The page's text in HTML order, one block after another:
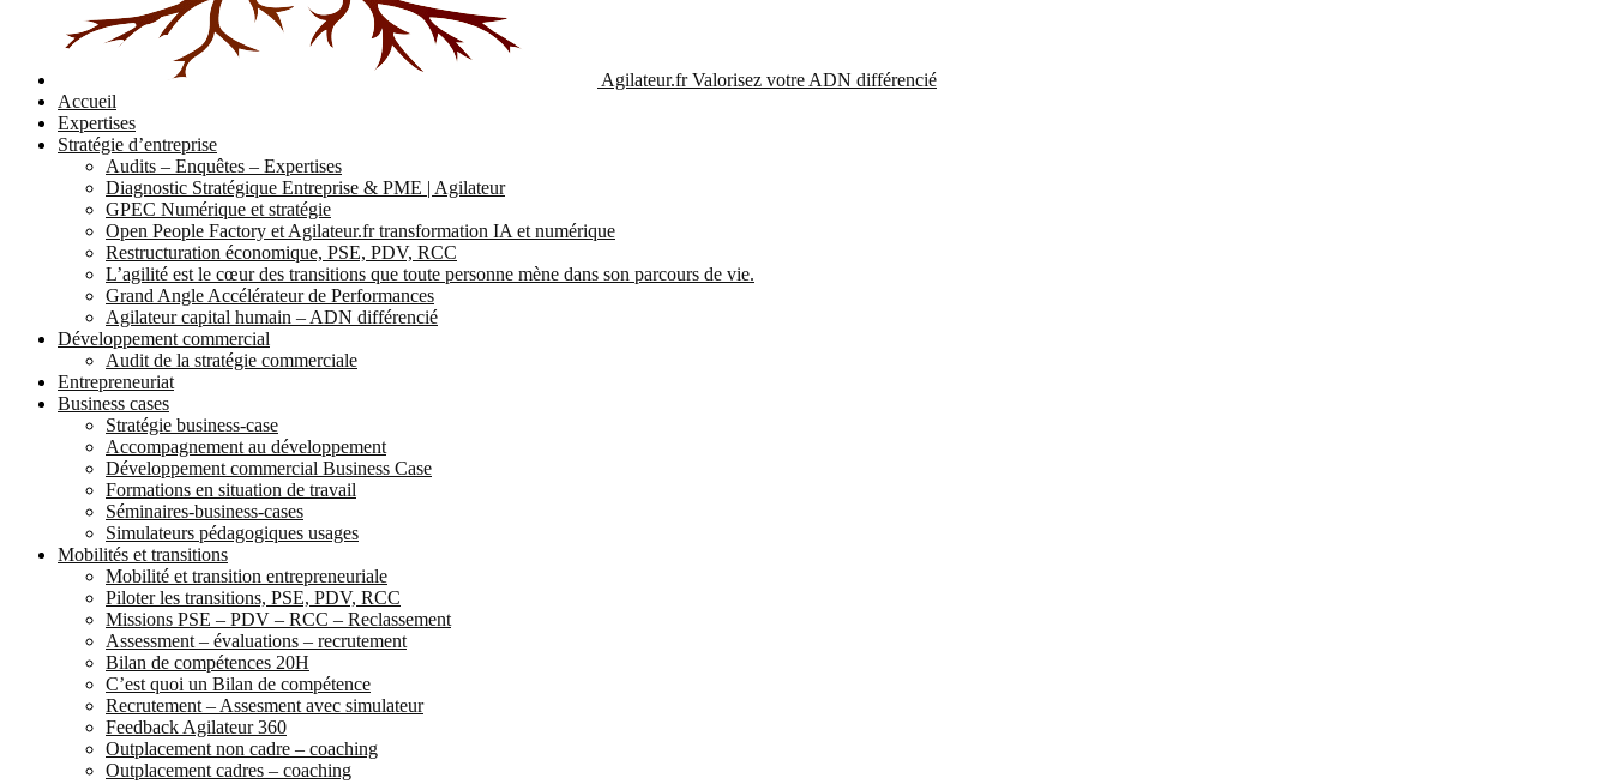
Agilateur.frValorisez votre ADN différencié
Accueil
Expertises
Stratégie d’entreprise
Audits – Enquêtes – Expertises
Diagnostic Stratégique Entreprise & PME | Agilateur
GPEC Numérique et stratégie
Open People Factory et Agilateur.fr transformation IA et numérique
Restructuration économique, PSE, PDV, RCC
L’agilité est le cœur des transitions que toute personne mène dans son parcours de vie.
Grand Angle Accélérateur de Performances
Agilateur capital humain – ADN différencié
Développement commercial
Audit de la stratégie commerciale
Entrepreneuriat
Business cases
Stratégie business-case
Accompagnement au développement
Développement commercial Business Case
Formations en situation de travail
Séminaires-business-cases
Simulateurs pédagogiques usages
Mobilités et transitions
Mobilité et transition entrepreneuriale
Piloter les transitions, PSE, PDV, RCC
Missions PSE – PDV – RCC – Reclassement
Assessment – évaluations – recrutement
Bilan de compétences 20H
C’est quoi un Bilan de compétence
Recrutement – Assesment avec simulateur
Feedback Agilateur 360
Outplacement non cadre – coaching
Outplacement cadres – coaching